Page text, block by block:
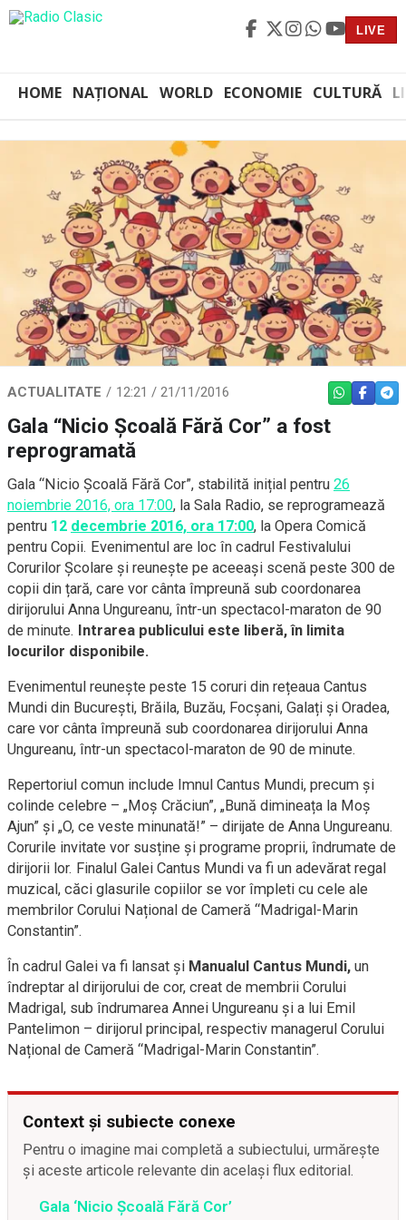
LIVE
HOME NAȚIONAL WORLD ECONOMIE CULTURĂ
ACTUALITATE 12:21 / 21/11/2016 WHATSAPP
Gala “Nicio Școală Fără Cor” a fost
reprogramată
Gala “Nicio Școală Fără Cor”, stabilită inițial pentru 26
noiembrie 2016, ora 17:00, la Sala Radio, se reprogramează
pentru 12 decembrie 2016, ora 17:00, la Opera Comică
pentru Copii. Evenimentul are loc în cadrul Festivalului
Corurilor Școlare și reunește pe aceeași scenă peste 300 de
copii din țară, care vor cânta împreună sub coordonarea
dirijorului Anna Ungureanu, într-un spectacol-maraton de 90
de minute. Intrarea publicului este liberă, în limita
locurilor disponibile.
Evenimentul reunește peste 15 coruri din rețeaua Cantus
Mundi din București, Brăila, Buzău, Focșani, Galați și Oradea,
care vor cânta împreună sub coordonarea dirijorului Anna
Ungureanu, într-un spectacol-maraton de 90 de minute.
Repertoriul comun include Imnul Cantus Mundi, precum și
colinde celebre – „Moș Crăciun”, „Bună dimineața la Moș
Ajun” și „O, ce veste minunată!” – dirijate de Anna Ungureanu.
Corurile invitate vor susține și programe proprii, îndrumate de
dirijorii lor. Finalul Galei Cantus Mundi va fi un adevărat regal
muzical, căci glasurile copiilor se vor împleti cu cele ale
membrilor Corului Național de Cameră “Madrigal-Marin
Constantin”.
În cadrul Galei va fi lansat și Manualul Cantus Mundi, un
îndreptar al dirijorului de cor, creat de membrii Corului
Madrigal, sub îndrumarea Annei Ungureanu și a lui Emil
Pantelimon – dirijorul principal, respectiv managerul Corului
Național de Cameră “Madrigal-Marin Constantin”.
Context și subiecte conexe
Pentru o imagine mai completă a subiectului, urmărește
și aceste articole relevante din același flux editorial.
Gala ‘Nicio Şcoală Fără Cor’